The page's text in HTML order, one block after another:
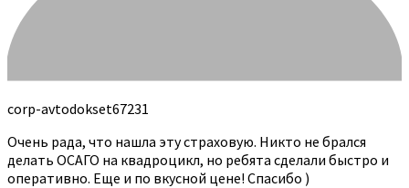
corp-avtodokset67231
Очень рада, что нашла эту страховую. Никто не брался
делать ОСАГО на квадроцикл, но ребята сделали быстро и
оперативно. Еще и по вкусной цене! Спасибо )